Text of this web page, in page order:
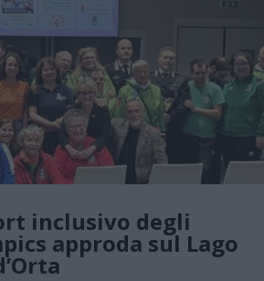
inclusivo degli
approda sul Lago